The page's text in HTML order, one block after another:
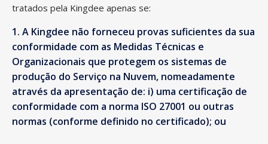
tratados pela Kingdee apenas se:
A Kingdee não forneceu provas suficientes da sua
conformidade com as Medidas Técnicas e
Organizacionais que protegem os sistemas de
produção do Serviço na Nuvem, nomeadamente
através da apresentação de: i) uma certificação de
conformidade com a norma ISO 27001 ou outras
normas (conforme definido no certificado); ou